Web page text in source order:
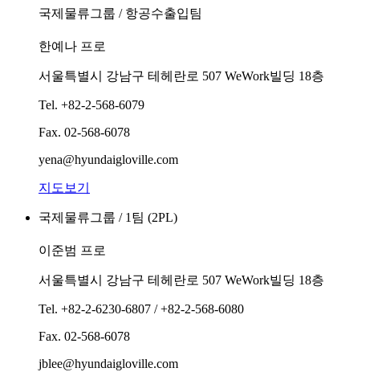
국제물류그룹 / 항공수출입팀
한예나 프로
서울특별시 강남구 테헤란로 507 WeWork빌딩 18층
Tel. +82-2-568-6079
Fax. 02-568-6078
yena@hyundaigloville.com
지도보기
국제물류그룹 / 1팀 (2PL)
이준범 프로
서울특별시 강남구 테헤란로 507 WeWork빌딩 18층
Tel. +82-2-6230-6807 / +82-2-568-6080
Fax. 02-568-6078
jblee@hyundaigloville.com